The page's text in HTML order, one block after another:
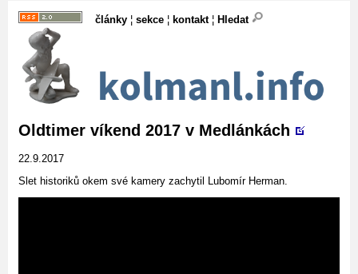
články ¦ sekce ¦ kontakt¦ Hledat
Oldtimer víkend 2017 v Medlánkách
22.9.2017
Slet historiků okem své kamery zachytil Lubomír Herman.